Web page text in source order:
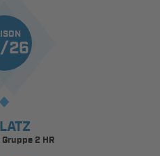
26
2 HR